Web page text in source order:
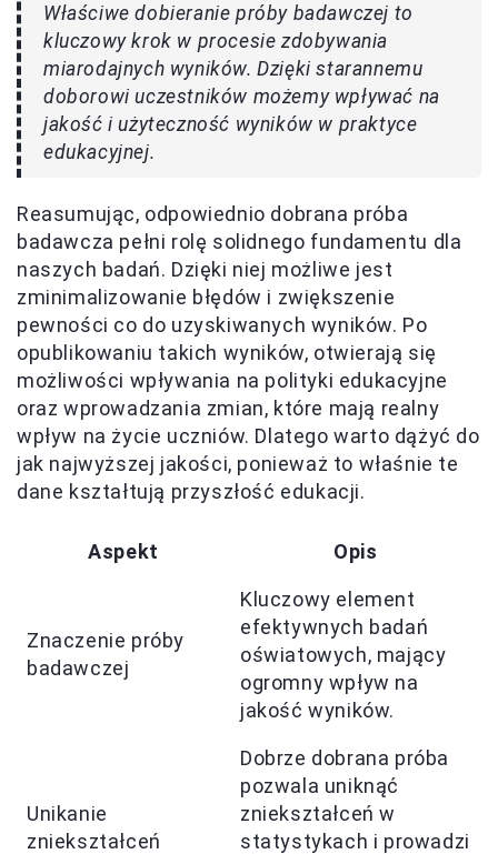
Właściwe dobieranie próby badawczej to
kluczowy krok w procesie zdobywania
miarodajnych wyników. Dzięki starannemu
doborowi uczestników możemy wpływać na
jakość i użyteczność wyników w praktyce
edukacyjnej.
Reasumując, odpowiednio dobrana próba
badawcza pełni rolę solidnego fundamentu dla
naszych badań. Dzięki niej możliwe jest
zminimalizowanie błędów i zwiększenie
pewności co do uzyskiwanych wyników. Po
opublikowaniu takich wyników, otwierają się
możliwości wpływania na polityki edukacyjne
oraz wprowadzania zmian, które mają realny
wpływ na życie uczniów. Dlatego warto dążyć do
jak najwyższej jakości, ponieważ to właśnie te
dane kształtują przyszłość edukacji.
Aspekt Opis
Znaczenie próby
badawczej
Kluczowy element
efektywnych badań
oświatowych, mający
ogromny wpływ na
jakość wyników.
Unikanie
zniekształceń
Dobrze dobrana próba
pozwala uniknąć
zniekształceń w
statystykach i prowadzi